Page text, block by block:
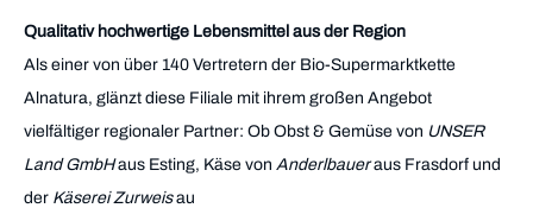
Qualitativ hochwertige Lebensmittel aus der Region
Als einer von über 140 Vertretern der Bio-Supermarktkette
Alnatura, glänzt diese Filiale mit ihrem großen Angebot
vielfältiger regionaler Partner: Ob Obst & Gemüse von UNSER
Land GmbHaus Esting, Käse von Anderlbaueraus Frasdorf und
der Käserei Zurweisau